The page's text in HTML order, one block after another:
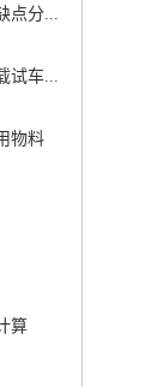
点分...
试车...
物料
算